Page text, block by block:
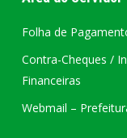
Folha de
Contra-Cheques /
Financeiras
Webmail –